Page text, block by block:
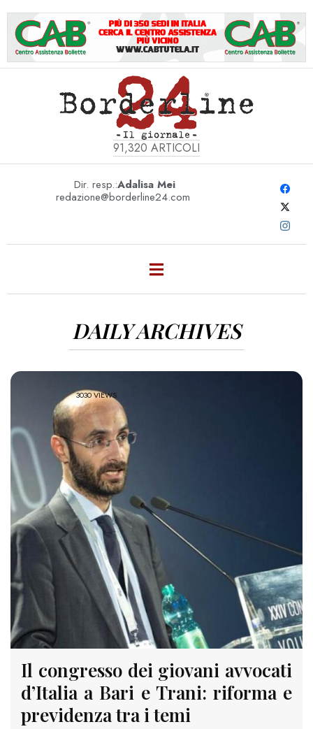
91,320 ARTICOLI
Dir. resp.:Adalisa Mei
redazione@borderline24.com
DAILY ARCHIVES
3030 VIEWS
Il congresso dei giovani avvocati
d’Italia a Bari e Trani: riforma e
previdenza tra i temi